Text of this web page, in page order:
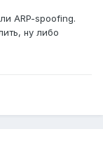
ARP-spoofing.
ну либо